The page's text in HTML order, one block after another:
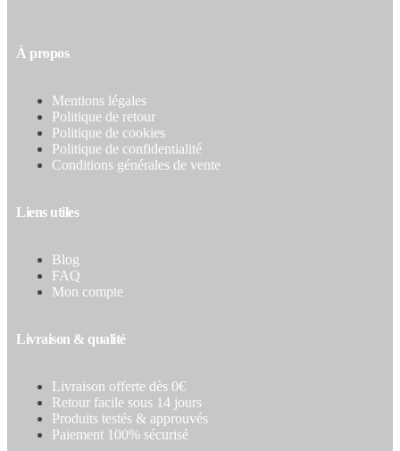
À propos
Mentions légales
Politique de retour
Politique de cookies
Politique de confidentialité
Conditions générales de vente
Liens utiles
Blog
FAQ
Mon compte
Livraison & qualité
Livraison offerte dès 0€
Retour facile sous 14 jours
Produits testés & approuvés
Paiement 100% sécurisé